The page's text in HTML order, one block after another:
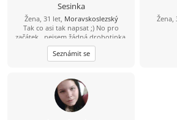
Sesinka
Žena, 31 let, Moravskoslezský
Tak co asi tak napsat ;) No pro
začátek...nejsem žádná drobotinka,
ale myslím, že mám srdce na pravém
místě ;) Jsem často crazy a ukecaná ;)
myslím že se mnou se nikdo nenudí
oporou i v těžkých chvílích a tak
samo já jeho...ale samozřejmně pro
začátek přátelství bude stačit a co
bude v budoucnu...to by se vidělo ;)
Seznámit se
Žena,